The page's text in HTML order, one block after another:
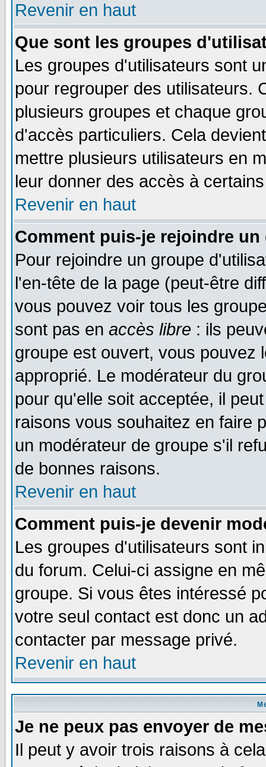
Revenir en haut
Que sont les groupes
Les groupes d'utilisateurs sont
pour regrouper des utilisateurs.
plusieurs groupes et chaque
d'accès particuliers. Cela
mettre plusieurs utilisateurs en
leur donner des accès à
Revenir en haut
Comment puis-je rejoindre
Pour rejoindre un groupe
l'en-tête de la page (peut-être
vous pouvez voir tous les
sont pas en accès libre : ils
groupe est ouvert, vous pouvez
approprié. Le modérateur du
pour qu'elle soit acceptée, il
raisons vous souhaitez en faire
un modérateur de groupe s'il
de bonnes raisons.
Revenir en haut
Comment puis-je devenir
Les groupes d'utilisateurs sont
du forum. Celui-ci assigne en
groupe. Si vous êtes intéressé
votre seul contact est donc un
contacter par message privé.
Revenir en haut
Je ne peux pas envoyer de
Il peut y avoir trois raisons à